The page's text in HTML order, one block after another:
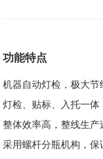
功能特点
机器自动灯检，极大节
灯检、贴标、入托一体
整体效率高，整线生产
采用螺杆分瓶机构，保